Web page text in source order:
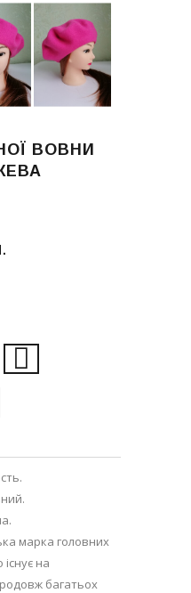
ВОВНИ
марка головних
на
багатьох